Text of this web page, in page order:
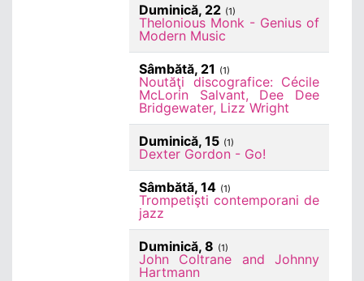
Duminică, 22 (1)
Thelonious Monk - Genius of
Modern Music
Sâmbătă, 21 (1)
Noutăţi discografice: Cécile
McLorin Salvant, Dee Dee
Bridgewater, Lizz Wright
Duminică, 15 (1)
Dexter Gordon - Go!
Sâmbătă, 14 (1)
Trompetişti contemporani de
jazz
Duminică, 8 (1)
John Coltrane and Johnny
Hartmann